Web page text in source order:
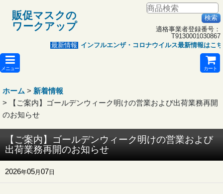
販促マスクの
ワークアップ
適格事業者登録番号：
T9130001030867
最新情報
インフルエンザ・コロナウイルス最新情報はこち
メニュー カート
ホーム > 新着情報
>
【ご案内】ゴールデンウィーク明けの営業および出荷業務再開
のお知らせ
【ご案内】ゴールデンウィーク明けの営業および
出荷業務再開のお知らせ
2026年05月07日